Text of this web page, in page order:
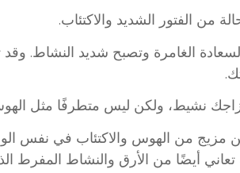
من الفتور الشديد والاكتئاب.
الغامرة وتصبح شديد النشاط. وقد
نشيط، ولكن ليس متطرفًا مثل
مزيج من الهوس والاكتئاب في نفس
أيضًا من الأرق والنشاط المفرط